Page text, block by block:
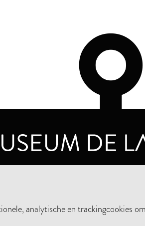
analytische en trackingcookies